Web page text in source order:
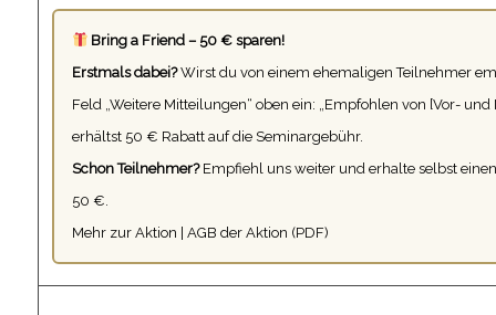
Bring a Friend – 50 € sparen!
Erstmals dabei?Wirst du von einem ehemaligen Teilnehmer
Feld „Weitere Mitteilungen“ oben ein: „Empfohlen von [Vor- und
erhältst 50 € Rabatt auf die Seminargebühr.
Schon Teilnehmer?Empfiehl uns weiter und erhalte selbst
50 €.
Mehr zur Aktion | AGB der Aktion (PDF)